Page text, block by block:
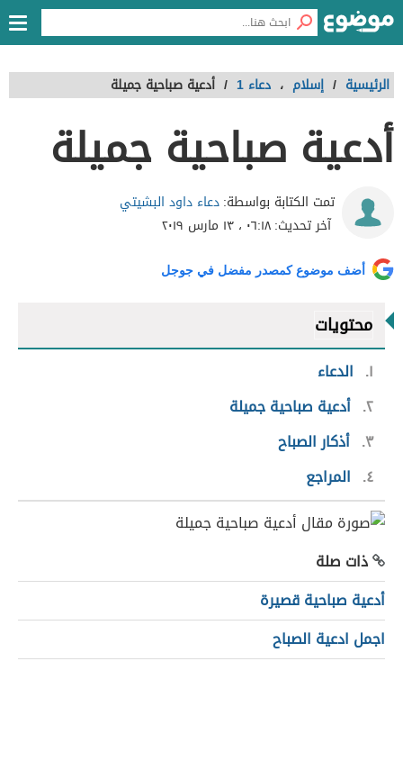
الرئيسية / إسلام ، دعاء 1 / أدعية صباحية جميلة
أدعية صباحية جميلة
تمت الكتابة بواسطة:دعاء داود البشيتي
آخر تحديث:٠٦:١٨ ، ١٣ مارس ٢٠١٩
أضف موضوع كمصدر مفضل في جوجل
محتويات
١
الدعاء
٢ أدعية صباحية جميلة
٣ أذكار الصباح
٤
المراجع
ذات صلة
أدعية صباحية قصيرة
اجمل ادعية الصباح